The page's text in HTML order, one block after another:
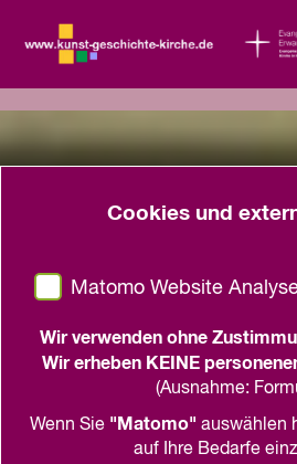
Cookies und
Matomo Website
Wir verwenden ohne
Wir erheben KEINE
(Ausnahme:
Wenn Sie"Matomo" auswählen
auf Ihre Bedarfe